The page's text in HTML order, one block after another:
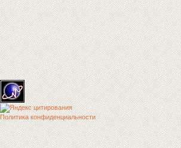
Политика конфиденциальности